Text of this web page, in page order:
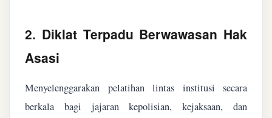
2. Diklat Terpadu Berwawasan Hak
Asasi
Menyelenggarakan pelatihan lintas institusi secara
berkala bagi jajaran kepolisian, kejaksaan, dan